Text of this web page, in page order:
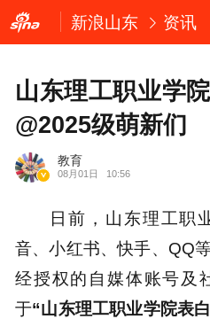
新浪山东 资讯
山东理工职业学
@2025级萌新们
教育
08月01日 10:56
日前，山东理工职
音、小红书、快手、QQ
经授权的自媒体账号及
于“山东理工职业学院表